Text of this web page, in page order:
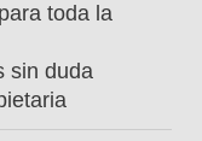
toda la
sin duda